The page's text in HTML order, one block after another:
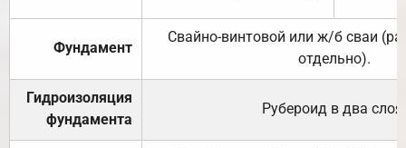
Фундамент
Свайно-винтовой или ж/б сваи
отдельно).
Гидроизоляция
фундамента
Рубероид в два слоя.